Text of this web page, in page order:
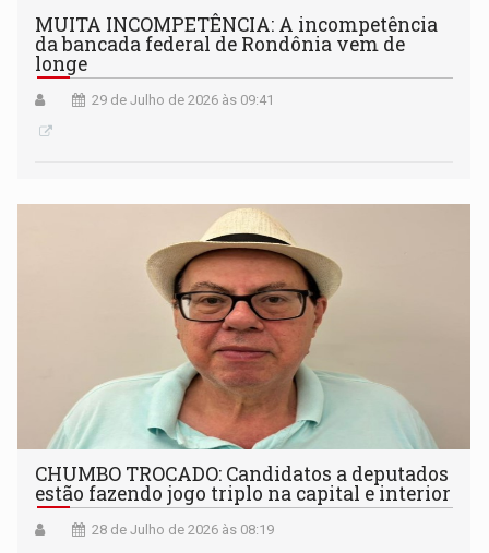
MUITA INCOMPETÊNCIA: A incompetência
da bancada federal de Rondônia vem de
longe
29 de Julho de 2026 às 09:41
CHUMBO TROCADO: Candidatos a deputados
estão fazendo jogo triplo na capital e interior
28 de Julho de 2026 às 08:19